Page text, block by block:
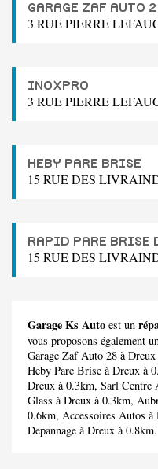
GARAGE ZAF AUTO
3 RUE PIERRE
INOXPRO
3 RUE PIERRE
HEBY PARE BRISE
15 RUE DES
RAPID PARE BRISE
15 RUE DES
Garage Ks Auto est un
vous proposons également
Garage Zaf Auto 28 à
Heby Pare Brise à Dreux à
Dreux à 0.3km, Sarl Centre
Glass à Dreux à 0.3km,
0.6km, Accessoires Autos à
Depannage à Dreux à 0.8km.